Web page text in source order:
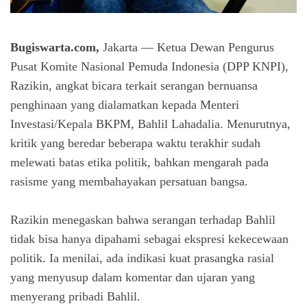
Bugiswarta.com, Jakarta — Ketua Dewan Pengurus
Pusat Komite Nasional Pemuda Indonesia (DPP KNPI),
Razikin, angkat bicara terkait serangan bernuansa
penghinaan yang dialamatkan kepada Menteri
Investasi/Kepala BKPM, Bahlil Lahadalia. Menurutnya,
kritik yang beredar beberapa waktu terakhir sudah
melewati batas etika politik, bahkan mengarah pada
rasisme yang membahayakan persatuan bangsa.
Razikin menegaskan bahwa serangan terhadap Bahlil
tidak bisa hanya dipahami sebagai ekspresi kekecewaan
politik. Ia menilai, ada indikasi kuat prasangka rasial
yang menyusup dalam komentar dan ujaran yang
menyerang pribadi Bahlil.